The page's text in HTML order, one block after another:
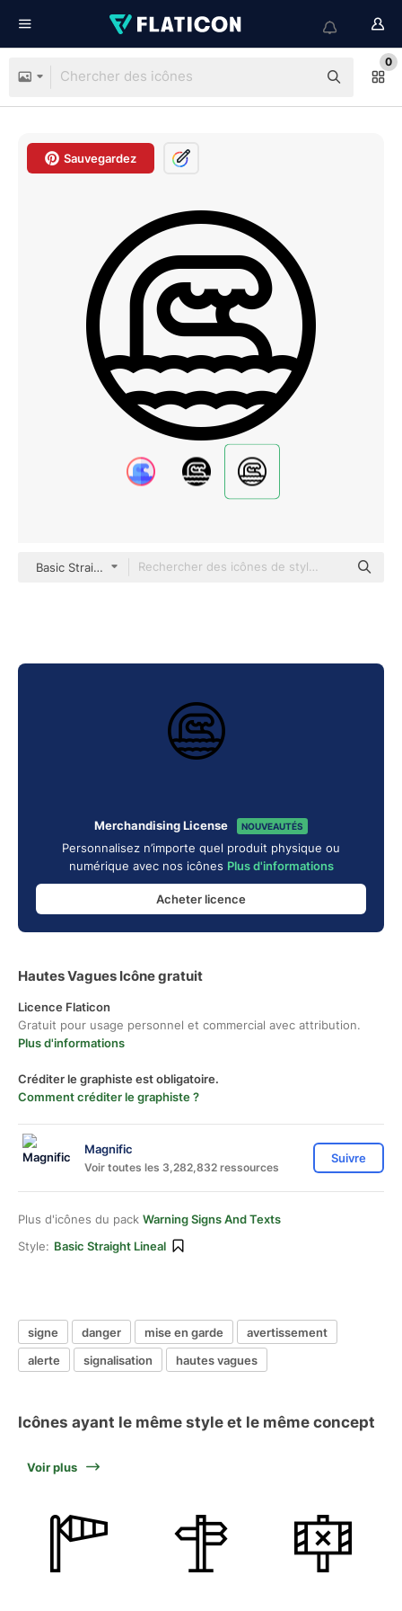
0
Sauvegardez
Basic Straight Lineal
Merchandising License NOUVEAUTÉS
Personnalisez n’importe quel produit physique ou
numérique avec nos icônes Plus d'informations
Acheter licence
Hautes Vagues Icône gratuit
Licence Flaticon
Gratuit pour usage personnel et commercial avec attribution.
Plus d'informations
Créditer le graphiste est obligatoire.
Comment créditer le graphiste ?
Magnific
Voir toutes les 3,282,832 ressources
Suivre
Plus d'icônes du pack Warning Signs And Texts
Style: Basic Straight Lineal
signe danger mise en garde
avertissement
alerte
signalisation hautes vagues
Icônes ayant le même style et le même concept
Voir plus